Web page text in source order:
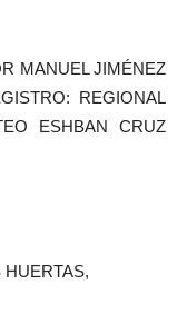
MANUEL JIMÉNEZ
REGIONAL
ESHBAN CRUZ